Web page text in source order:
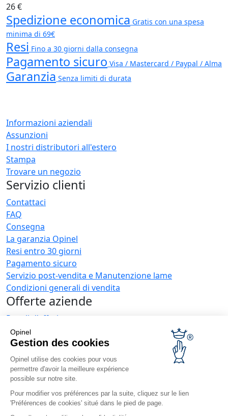
Opinel
Gestion des cookies
Opinel utilise des cookies pour vous
permettre d'avoir la meilleure expérience
possible sur notre site.
Pour modifier vos préférences par la suite, cliquez sur le lien
'Préférences de cookies' situé dans le pied de page.
26 €
Spedizione economica Gratis con una spesa
minima di 69€
Resi Fino a 30 giorni dalla consegna
Pagamento sicuro Visa / Mastercard / Paypal / Alma
Garanzia Senza limiti di durata
Informazioni aziendali
Assunzioni
I nostri distributori all'estero
Stampa
Trovare un negozio
Servizio clienti
Contattaci
FAQ
Consegna
La garanzia Opinel
Resi entro 30 giorni
Pagamento sicuro
Servizio post-vendita e Manutenzione lame
Condizioni generali di vendita
Offerte aziende
Regali d'affari
Ristoratori
Novità Opinel
Ricevi le news
Trovaci